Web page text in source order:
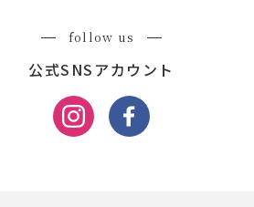
follow us
公式SNSアカウント